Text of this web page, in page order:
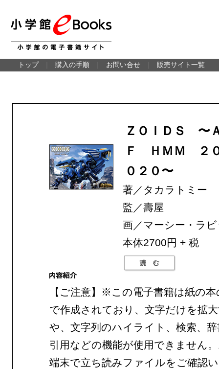
トップ 購入の手順 お問い合せ 販売サイト一覧
ＺＯＩＤＳ 〜
Ｆ ＨＭＭ ２
０２０〜
著／タカラトミー
監／壽屋
画／マーシー・ラ
本体2700円 + 税
【ご注意】※この電子書籍は紙の
で作成されており、文字だけを拡
や、文字列のハイライト、検索、
引用などの機能が使用できません
端末で立ち読みファイルをご確認